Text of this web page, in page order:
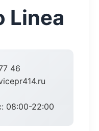
Linea
46
08:00-22:00